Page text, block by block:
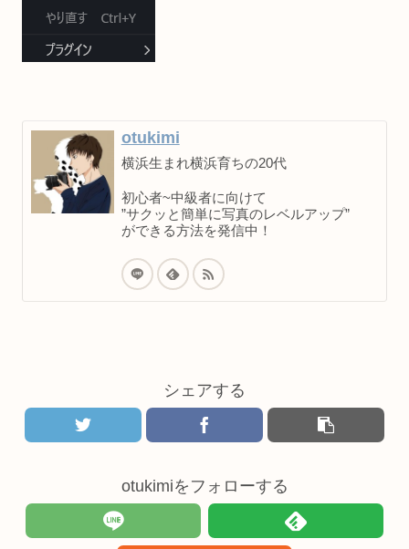
otukimi
横浜生まれ横浜育ちの20代
初心者~中級者に向けて
”サクッと簡単に写真のレベルアップ”
ができる方法を発信中！
シェアする
otukimiをフォローする